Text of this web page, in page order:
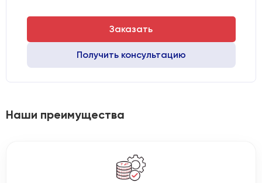
Заказать
Получить консультацию
Наши преимущества